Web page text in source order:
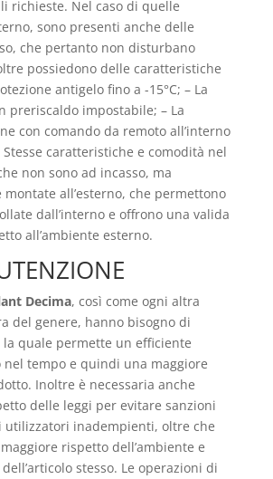
richieste. Nel caso di quelle
sono presenti anche delle
che pertanto non disturbano
possiedono delle caratteristiche
antigelo fino a -15°C; – La
preriscaldo impostabile; – La
con comando da remoto all’interno
Stesse caratteristiche e comodità nel
non sono ad incasso, ma
all’esterno, che permettono
dall’interno e offrono una valida
all’ambiente esterno.
Decima, così come ogni altra
del genere, hanno bisogno di
quale permette un efficiente
tempo e quindi una maggiore
Inoltre è necessaria anche
delle leggi per evitare sanzioni
utilizzatori inadempienti, oltre che
rispetto dell’ambiente e
stesso. Le operazioni di